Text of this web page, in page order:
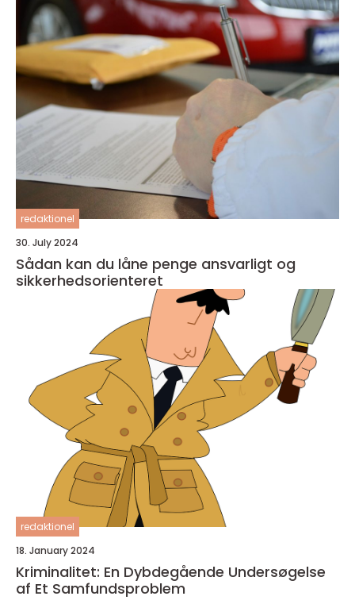
redaktionel
30. July 2024
Sådan kan du låne penge ansvarligt og
sikkerhedsorienteret
redaktionel
18. January 2024
Kriminalitet: En Dybdegående Undersøgelse
af Et Samfundsproblem